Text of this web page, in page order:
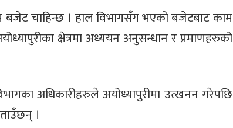
बजेट चाहिन्छ । हाल विभागसँग भएको बजेटबाट काम
क्षेत्रमा अध्ययन अनुसन्धान र प्रमाणहरुको
अधिकारीहरुले अयोध्यापुरीमा उत्खनन गरेपछि
।